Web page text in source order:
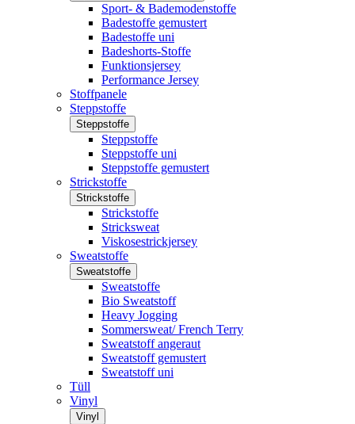
Sport- & Bademodenstoffe
Badestoffe gemustert
Badestoffe uni
Badeshorts-Stoffe
Funktionsjersey
Performance Jersey
Stoffpanele
Steppstoffe
Steppstoffe
Steppstoffe
Steppstoffe uni
Steppstoffe gemustert
Strickstoffe
Strickstoffe
Strickstoffe
Stricksweat
Viskosestrickjersey
Sweatstoffe
Sweatstoffe
Sweatstoffe
Bio Sweatstoff
Heavy Jogging
Sommersweat/ French Terry
Sweatstoff angeraut
Sweatstoff gemustert
Sweatstoff uni
Tüll
Vinyl
Vinyl